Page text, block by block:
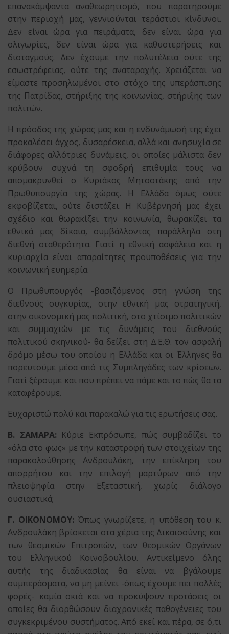
επανακάμψαντα αναθεωρητισμό, που παρατηρούμε
στην περιοχή μας, γεννιούνται τεράστιοι κίνδυνοι.
Δεν είναι ώρα για πειράματα, δεν είναι ώρα για
ολιγωρίες, δεν είναι ώρα για καθυστερήσεις και
δισταγμούς. Δεν έχουμε την πολυτέλεια ούτε της
εσωστρέφειας, ούτε της αναταραχής. Χρειάζεται να
είμαστε προσηλωμένοι στο στόχο της υπεράσπισης
της Πατρίδας, στήριξης της κοινωνίας, στήριξης των
πολιτών.
Η πρόοδος της χώρας μας και η ενδυνάμωσή της έχει
προκαλέσει άγχος, δυσαρέσκεια, αλλά και ανησυχία σε
διάφορες αλλότριες δυνάμεις, οι οποίες μάλιστα δεν
κρύβουν συχνά τη σφοδρή επιθυμία τους να
απομακρυνθεί ο Κυριάκος Μητσοτάκης από την
Πρωθυπουργία της χώρας. Η Ελλάδα όμως ούτε
εκφοβίζεται, ούτε διστάζει. Η Κυβέρνησή μας έχει
σχέδιο και θωρακίζει την κοινωνία, θωρακίζει τα
εθνικά μας δίκαια, συμβάλλοντας παράλληλα στη
διεθνή σταθερότητα. Γιατί η εθνική ασφάλεια και η
κυριαρχία είναι απαραίτητες προϋποθέσεις για την
κοινωνική ευημερία.
Ο Πρωθυπουργός -βασιζόμενος στη γνώση της
διεθνούς συγκυρίας, στην εθνική μας στρατηγική,
στην οικονομική μας πολιτική, στο χτίσιμο πολιτικών
και συμμαχιών με τις δυνάμεις του διεθνούς
πολιτικού σκηνικού- θα δείξει στη Δ.Ε.Θ. τον ασφαλή
δρόμο μέσω του οποίου η Ελλάδα και οι Έλληνες θα
πορευτούμε μέσα από τις Συμπληγάδες των κρίσεων.
Γιατί ξέρουμε και που πρέπει να πάμε και το πώς θα τα
καταφέρουμε.
Ευχαριστώ πολύ και παρακαλώ για τις ερωτήσεις σας.
Β. ΣΑΜΑΡΑ: Κύριε Εκπρόσωπε, πώς συμβαδίζει το
«όλα στο φως» με την καταστροφή των στοιχείων της
παρακολούθησης Ανδρουλάκη, την επίκληση του
απορρήτου και την επιλογή μαρτύρων από την
πλειοψηφία στην Εξεταστική, χωρίς διάλογο
ουσιαστικά;
Γ. ΟΙΚΟΝΟΜΟΥ:Όπως γνωρίζετε, η υπόθεση του κ.
Ανδρουλάκη βρίσκεται στα χέρια της Δικαιοσύνης και
των θεσμικών Επιτροπών, των θεσμικών Οργάνων
του Ελληνικού Κοινοβουλίου. Αντικείμενο όλης
αυτής της διαδικασίας θα είναι να βγάλουμε
συμπεράσματα, να μη μείνει -όπως έχουμε πει πολλές
φορές- καμία σκιά και να προκύψουν προτάσεις οι
οποίες θα διορθώσουν διαχρονικές παθογένειες του
συγκεκριμένου συστήματος. Από εκεί και πέρα, σε ό,τι